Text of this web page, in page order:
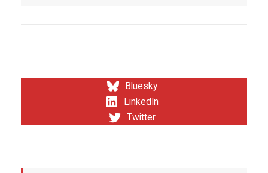
Bluesky
LinkedIn
Twitter